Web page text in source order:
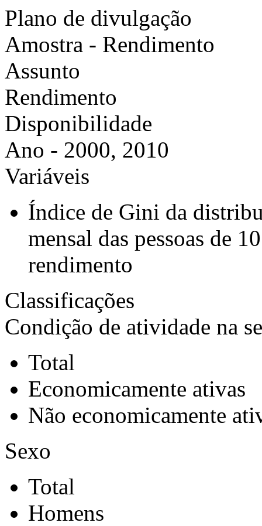
Plano de divulgação
Amostra - Rendimento
Assunto
Rendimento
Disponibilidade
Ano - 2000, 2010
Variáveis
Índice de Gini da
mensal das pessoas de
rendimento
Classificações
Condição de atividade na
Total
Economicamente ativas
Não economicamente
Sexo
Total
Homens